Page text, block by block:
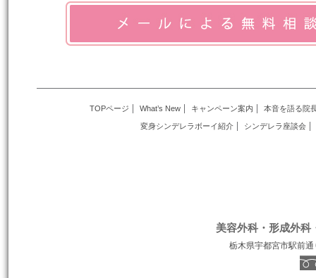
TOPページ What’s New キャンペーン案内 本音を語る院
変身シンデレラボーイ紹介 シンデレラ座談会
美容外科・形成外科
栃木県宇都宮市駅前